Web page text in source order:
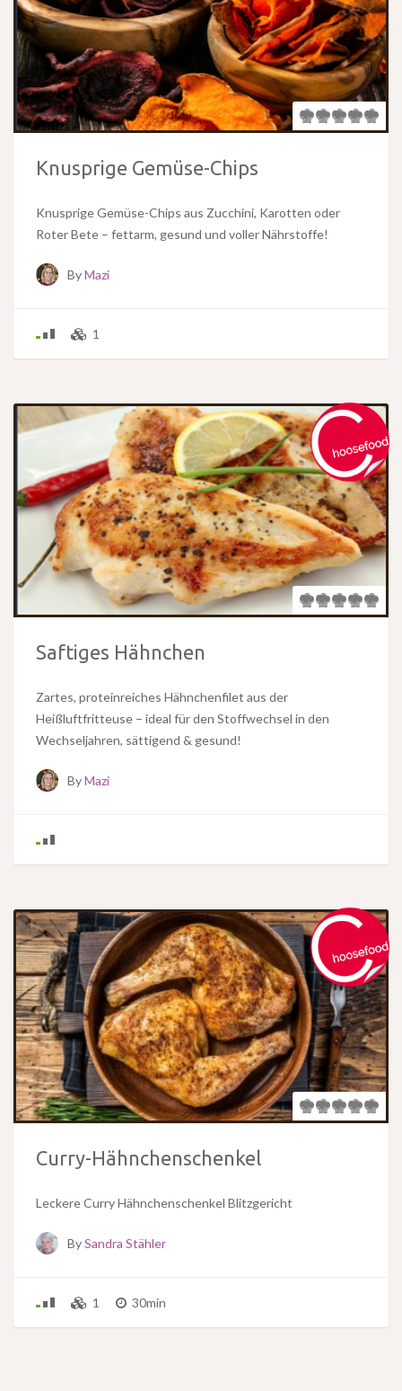
Knusprige Gemüse-Chips
Knusprige Gemüse-Chips aus Zucchini, Karotten oder
Roter Bete – fettarm, gesund und voller Nährstoffe!
ByMazi
1
Saftiges Hähnchen
Zartes, proteinreiches Hähnchenfilet aus der
Heißluftfritteuse – ideal für den Stoffwechsel in den
Wechseljahren, sättigend & gesund!
ByMazi
Curry-Hähnchenschenkel
Leckere Curry Hähnchenschenkel Blitzgericht
BySandra Stähler
1 30min